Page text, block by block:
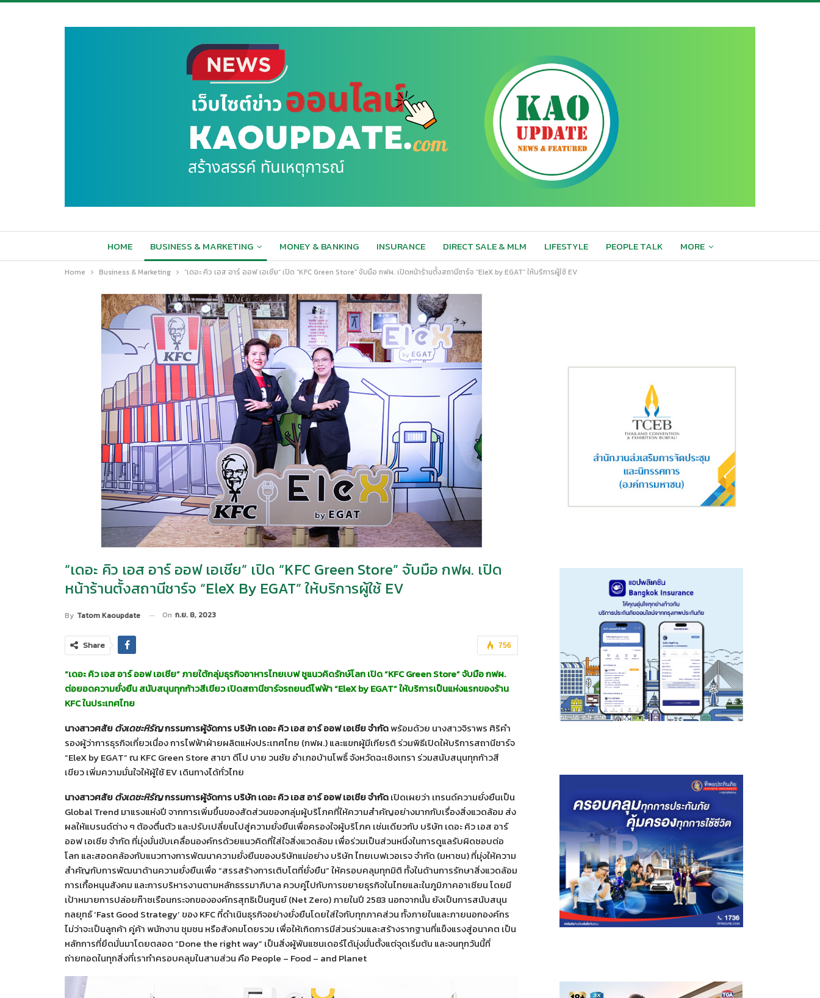
HOME BUSINESS & MARKETING MONEY & BANKING INSURANCE DIRECT SALE & MLM LIFESTYLE PEOPLE TALK MORE
Home Business & Marketing “เดอะ คิว เอส อาร์ ออฟ เอเชีย” เปิด “KFC Green Store” จับมือ กฟผ. เปิดหน้าร้านตั้งสถานีชาร์จ “EleX by EGAT” ให้บริการผู้ใช้ EV
“เดอะ คิว เอส อาร์ ออฟ เอเชีย” เปิด “KFC Green Store” จับมือ กฟผ. เปิด
หน้าร้านตั้งสถานีชาร์จ “EleX By EGAT” ให้บริการผู้ใช้ EV
By Tatom Kaoupdate On ก.ย. 8, 2023
756
Share
“เดอะ คิว เอส อาร์ ออฟ เอเชีย” ภายใต้กลุ่มธุรกิจอาหารไทยเบฟชูแนวคิดรักษ์โลก เปิด “KFC Green Store” จับมือ กฟผ.
ต่อยอดความยั่งยืน สนับสนุนทุกก้าวสีเขียว เปิดสถานีชาร์จรถยนต์ไฟฟ้า “EleX by EGAT” ให้บริการเป็นแห่งแรกของร้าน
KFC ในประเทศไทย
นางสาวศสัยตังเดชะหิรัญกรรมการผู้จัดการ บริษัท เดอะ คิว เอส อาร์ ออฟ เอเชีย จำกัดพร้อมด้วย นางสาวจิราพร ศิริคำ
รองผู้ว่าการธุรกิจเกี่ยวเนื่อง การไฟฟ้าฝ่ายผลิตแห่งประเทศไทย (กฟผ.) และแขกผู้มีเกียรติ ร่วมพิธีเปิดให้บริการสถานีชาร์จ
“EleX by EGAT” ณ KFC Green Store สาขา ดีโป บาย วนชัย อำเภอบ้านโพธิ์ จังหวัดฉะเชิงเทรา ร่วมสนับสนุนทุกก้าวสี
เขียว เพิ่มความมั่นใจให้ผู้ใช้ EV เดินทางได้ทั่วไทย
นางสาวศสัยตังเดชะหิรัญกรรมการผู้จัดการบริษัท เดอะ คิว เอส อาร์ ออฟ เอเชีย จำกัดเปิดเผยว่า เทรนด์ความยั่งยืนเป็น
Global Trend มาแรงแห่งปี จากการเพิ่มขึ้นของสัดส่วนของกลุ่มผู้บริโภคที่ให้ความสำคัญอย่างมากกับเรื่องสิ่งแวดล้อม ส่ง
ผลให้แบรนด์ต่าง ๆ ต้องตื่นตัว และปรับเปลี่ยนไปสู่ความยั่งยืนเพื่อครองใจผู้บริโภค เช่นเดียวกับ บริษัท เดอะ คิว เอส อาร์
ออฟ เอเชีย จำกัด ที่มุ่งมั่นขับเคลื่อนองค์กรด้วยแนวคิดที่ใส่ใจสิ่งแวดล้อม เพื่อร่วมเป็นส่วนหนึ่งในการดูแลรับผิดชอบต่อ
โลก และสอดคล้องกับแนวทางการพัฒนาความยั่งยืนของบริษัทแม่อย่าง บริษัท ไทยเบฟเวอเรจ จำกัด (มหาชน) ที่มุ่งให้ความ
สำคัญกับการพัฒนาด้านความยั่งยืนเพื่อ “สรรสร้างการเติบโตที่ยั่งยืน” ให้ครอบคลุมทุกมิติ ทั้งในด้านการรักษาสิ่งแวดล้อม
การเกื้อหนุนสังคม และการบริหารงานตามหลักธรรมาภิบาล ควบคู่ไปกับการขยายธุรกิจในไทยและในภูมิภาคอาเซียน โดยมี
เป้าหมายการปล่อยก๊าซเรือนกระจกขององค์กรสุทธิเป็นศูนย์ (Net Zero) ภายในปี 2583 นอกจากนั้น ยังเป็นการสนับสนุน
กลยุทธ์ ‘Fast Good Strategy’ ของ KFC ที่ดำเนินธุรกิจอย่างยั่งยืนโดยใส่ใจกับทุกภาคส่วน ทั้งภายในและภายนอกองค์กร
ไม่ว่าจะเป็นลูกค้า คู่ค้า พนักงาน ชุมชน หรือสังคมโดยรวม เพื่อให้เกิดการมีส่วนร่วมและสร้างรากฐานที่แข็งแรงสู่อนาคต เป็น
หลักการที่ยึดมั่นมาโดยตลอด “Done the right way” เป็นสิ่งผู้พันแซนเดอร์ได้มุ่งมั่นตั้งแต่จุดเริ่มต้น และจนทุกวันนี้ที่
ถ่ายทอดในทุกสิ่งที่เราทำครอบคลุมในสามส่วน คือ People – Food – and Planet